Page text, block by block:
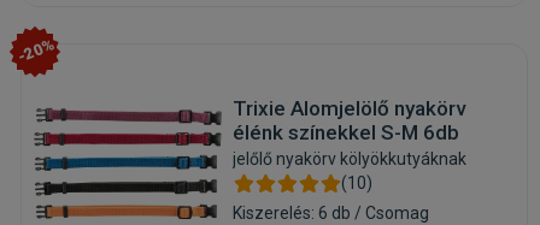
-20%
Trixie Alomjelölő nyakörv
élénk színekkel S-M 6db
jelőlő nyakörv kölyökkutyáknak
(10)
Kiszerelés: 6 db / Csomag